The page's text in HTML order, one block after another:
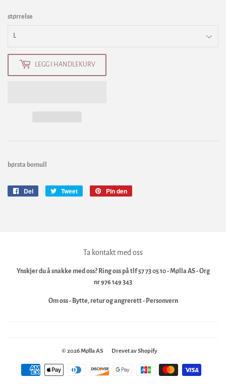
størrelse
LEGG I HANDLEKURV
børsta bomull
Del Tweet
Tweet
Pin den
Ta kontakt med oss
Ynskjer du å snakke med oss? Ring oss på tlf 57 73 05 10 - Mølla AS - Org
nr 976 149 343
Om oss- Bytte, retur og angrerett- Personvern
© 2026Mølla AS Drevet av Shopify
Betalingsikoner